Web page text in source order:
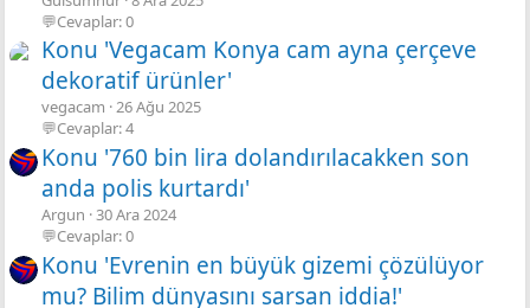
💬Cevaplar: 0
Konu 'Vegacam Konya cam ayna çerçeve
dekoratif ürünler'
vegacam 26 Ağu 2025
💬Cevaplar: 4
Konu '760 bin lira dolandırılacakken son
anda polis kurtardı'
Argun 30 Ara 2024
💬Cevaplar: 0
Konu 'Evrenin en büyük gizemi çözülüyor
mu? Bilim dünyasını sarsan iddia!'